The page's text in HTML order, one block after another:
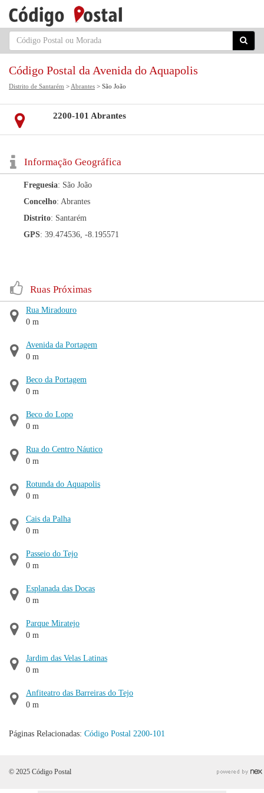
Código Postal da Avenida do Aquapolis
Distrito de Santarém > Abrantes > São João
2200-101 Abrantes
Informação Geográfica
Freguesia: São João
Concelho: Abrantes
Distrito: Santarém
GPS: 39.474536, -8.195571
Ruas Próximas
Rua Miradouro
0 m
Avenida da Portagem
0 m
Beco da Portagem
0 m
Beco do Lopo
0 m
Rua do Centro Náutico
0 m
Rotunda do Aquapolis
0 m
Cais da Palha
0 m
Passeio do Tejo
0 m
Esplanada das Docas
0 m
Parque Miratejo
0 m
Jardim das Velas Latinas
0 m
Anfiteatro das Barreiras do Tejo
0 m
Páginas Relacionadas: Código Postal 2200-101
© 2025 Código Postal